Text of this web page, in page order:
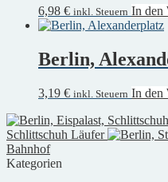
6,98 € inkl. Steuern In den
Berlin,
3,19 € inkl. Steuern In den
Schlittschuh Läufer
Bahnhof
Kategorien